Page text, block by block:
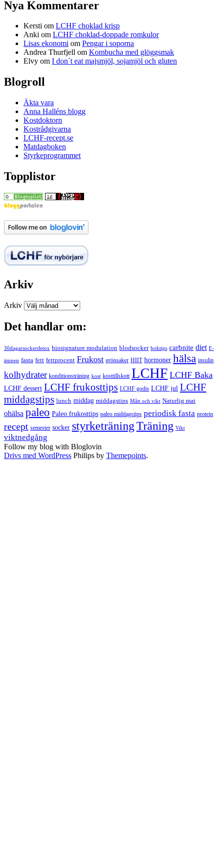
Nya Kommentarer
Kersti om LCHF choklad krisp
Anki om LCHF choklad-doppade romkulor
Lisas ekonomi om Pengar i soporna
Andrea Thurfjell om Kombucha med glöggsmak
Elvy om I don´t eat majsmjöl, sojamjöl och gluten
Blogroll
Äkta vara
Anna Halléns blogg
Kostdoktorn
Kostrådgivarna
LCHF-recept.se
Matdagboken
Styrkeprogrammet
Topplistor
Arkiv
Arkiv
Det handlar om:
30dagarsockerdetox biosignature modulation blodsocker boktips carbnite diet E-
ämnen fasta fett fettprocent Frukost grönsaker HIIT hormoner hälsa insulin
kolhydrater konditionsträning kost kosttillskott LCHF LCHF Baka
LCHF dessert LCHF frukosttips LCHF godis LCHF jul LCHF
middagstips lunch middag middagstips Mått och vikt Naturlig mat
ohälsa paleo Paleo frukosttips paleo middagstips periodisk fasta protein
recept semester socker styrketräningTräning Vikt
viktnedgång
Follow my blog with Bloglovin
Drivs med WordPress Philips by Themepoints.